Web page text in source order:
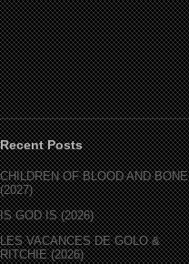
Recent Posts
CHILDREN OF BLOOD AND BONE
(2027)
IS GOD IS (2026)
LES VACANCES DE GOLO &
RITCHIE (2026)